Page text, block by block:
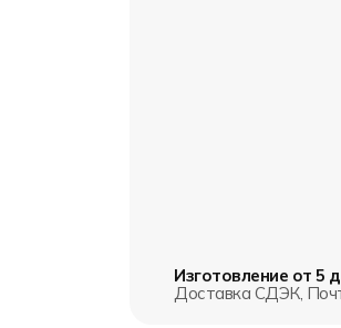
Изготовление от 5
Доставка СДЭК,